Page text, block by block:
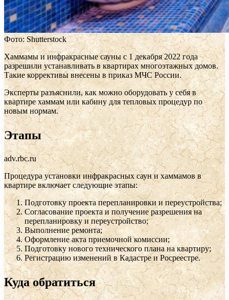
Фото: Shutterstock
Хаммамы и инфракрасные сауны с 1 декабря 2022 года
разрешили устанавливать в квартирах многоэтажных домов.
Такие коррективы внесены в приказ МЧС России.
Эксперты разъяснили, как можно оборудовать у себя в
квартире хаммам или кабину для тепловых процедур по
новым нормам.
Этапы
adv.rbc.ru
Процедура установки инфракрасных саун и хаммамов в
квартире включает следующие этапы:
Подготовку проекта перепланировки и переустройства;
Согласование проекта и получение разрешения на
перепланировку и переустройство;
Выполнение ремонта;
Оформление акта приемочной комиссии;
Подготовку нового технического плана на квартиру;
Регистрацию изменений в Кадастре и Росреестре.
Куда обратиться